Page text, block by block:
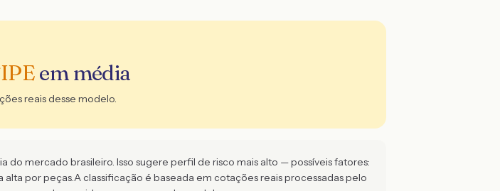
em média
reais desse modelo.
do mercado brasileiro. Isso sugere perfil de risco mais alto — possíveis fatores:
alta por peças.A classificação é baseada em cotações reais processadas pelo